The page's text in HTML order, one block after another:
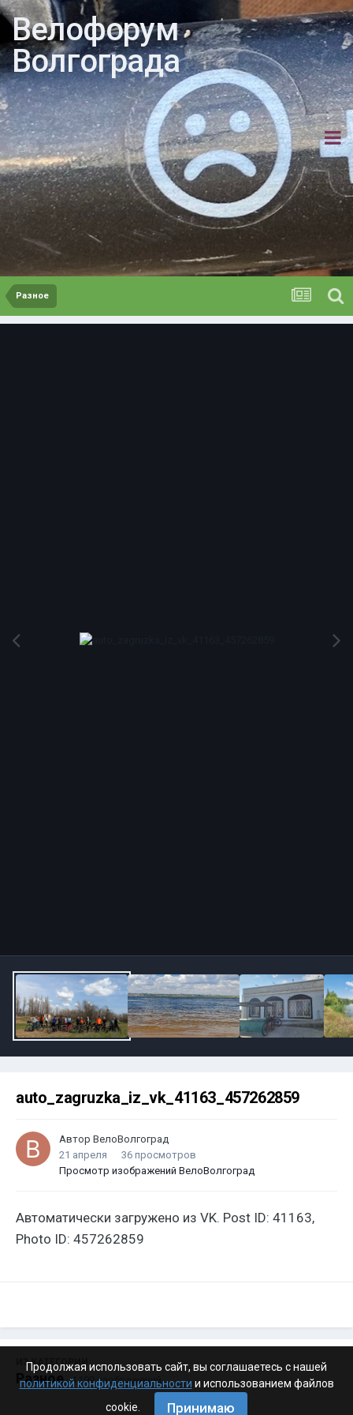
Велофорум
Волгограда
Разное
auto_zagruzka_iz_vk_41163_457262859
Автор ВелоВолгоград
21 апреля
36 просмотров
Просмотр изображений ВелоВолгоград
Автоматически загружено из VK. Post ID: 41163,
Photo ID: 457262859
ИЗ КАТЕГОРИИ:
Разное · 4 199 изображений
Продолжая использовать сайт, вы соглашаетесь с нашей
политикой конфиденциальности и использованием файлов
cookie.
Принимаю